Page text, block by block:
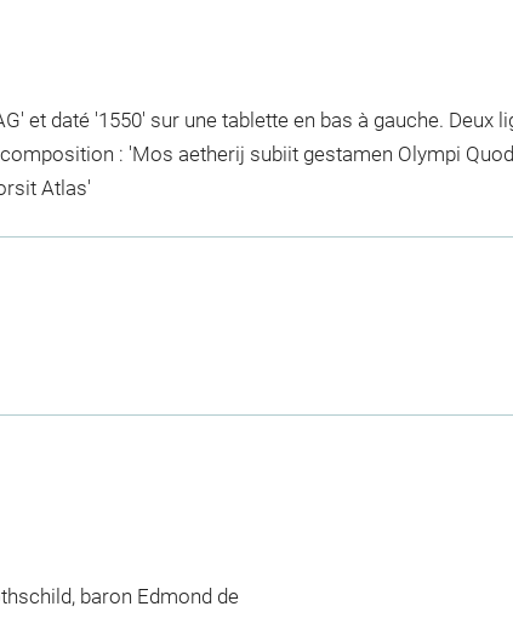
et daté '1550' sur une tablette en bas à gauche. Deux
: 'Mos aetherij subiit gestamen Olympi Quod
Atlas'
baron Edmond de